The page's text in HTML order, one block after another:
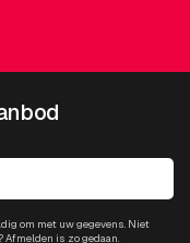
om met uw gegevens. Niet
Afmelden is zo gedaan.